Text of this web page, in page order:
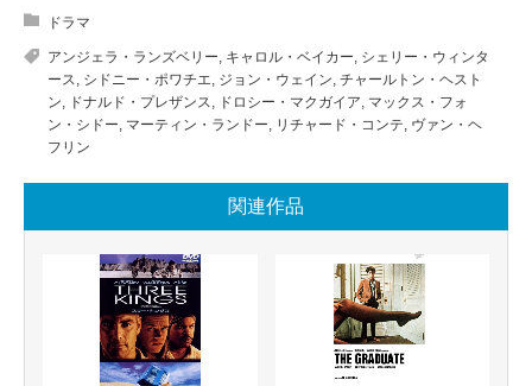
ドラマ
アンジェラ・ランズベリー キャロル・ベイカー シェリー・ウィンタ
ース
シドニー・ポワチエ ジョン・ウェイン チャールトン・ヘスト
ン
ドナルド・プレザンス ドロシー・マクガイア マックス・フォ
ン・シドー マーティン・ランドー リチャード・コンテ ヴァン・ヘ
フリン
関連作品